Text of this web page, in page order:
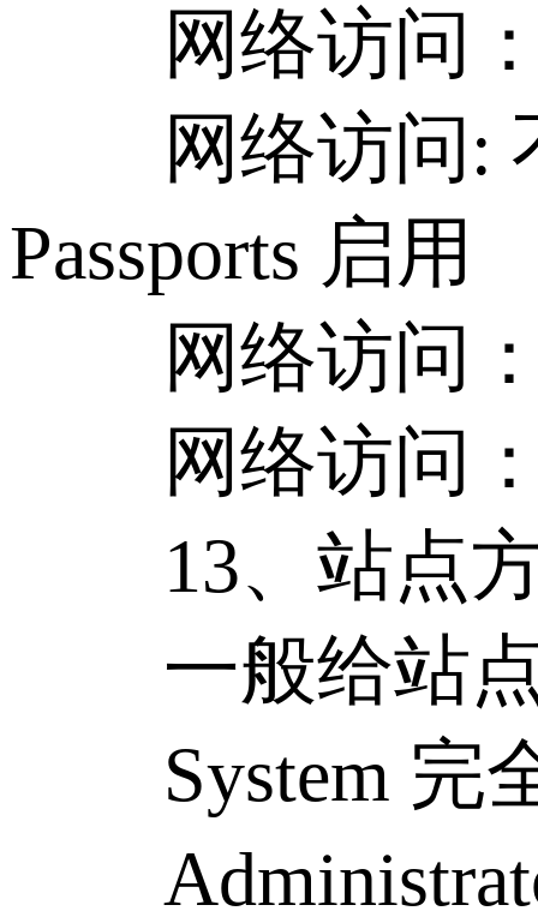
网络访问：
网络访问: 不
Passports 启用
网络访问：
网络访问：
13、站点方
一般给站点
System 完